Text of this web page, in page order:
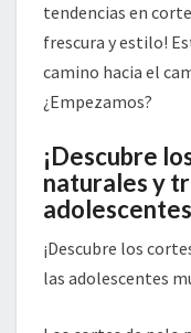
tendencias en
frescura y estilo!
camino hacia el
¿Empezamos?
¡Descubre
naturales y
¡Descubre los
las adolescentes